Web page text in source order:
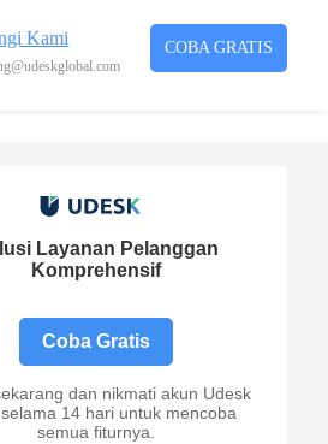
Kami COBA GRATIS
Layanan Pelanggan
Komprehensif
Coba Gratis
dan nikmati akun Udesk
14 hari untuk mencoba
semua fiturnya.